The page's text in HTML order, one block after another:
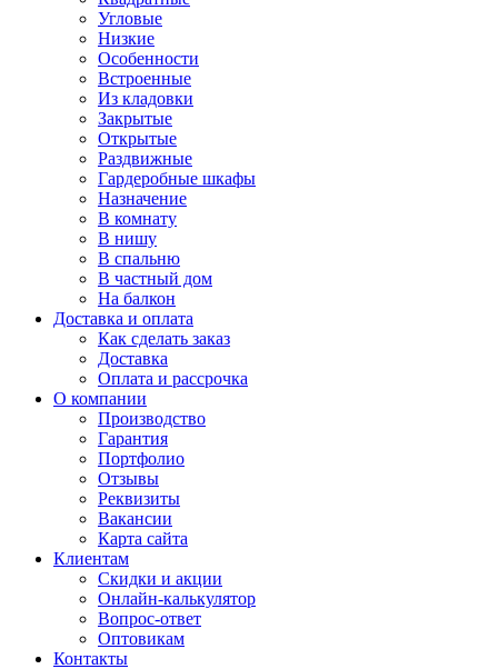
Угловые
Низкие
Особенности
Встроенные
Из кладовки
Закрытые
Открытые
Раздвижные
Гардеробные шкафы
Назначение
В комнату
В нишу
В спальню
В частный дом
На балкон
Доставка и оплата
Как сделать заказ
Доставка
Оплата и рассрочка
О компании
Производство
Гарантия
Портфолио
Отзывы
Реквизиты
Вакансии
Карта сайта
Клиентам
Скидки и акции
Онлайн-калькулятор
Вопрос-ответ
Оптовикам
Контакты